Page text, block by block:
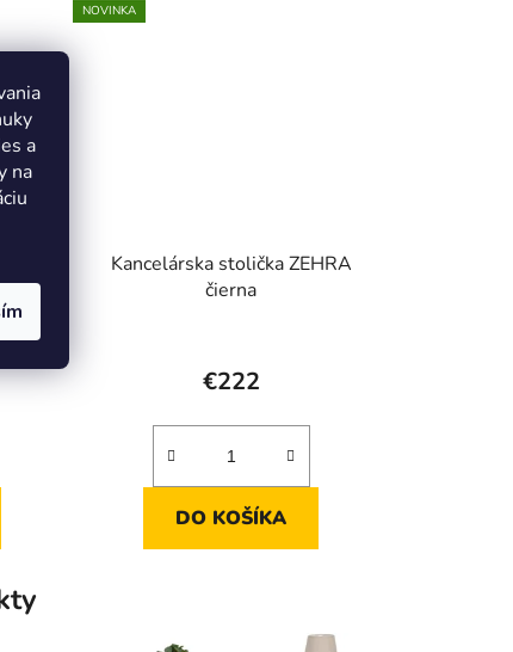
a
na
NOVINKA
Kancelárska stolička ZEHRA
čierna
€222
DO KOŠÍKA